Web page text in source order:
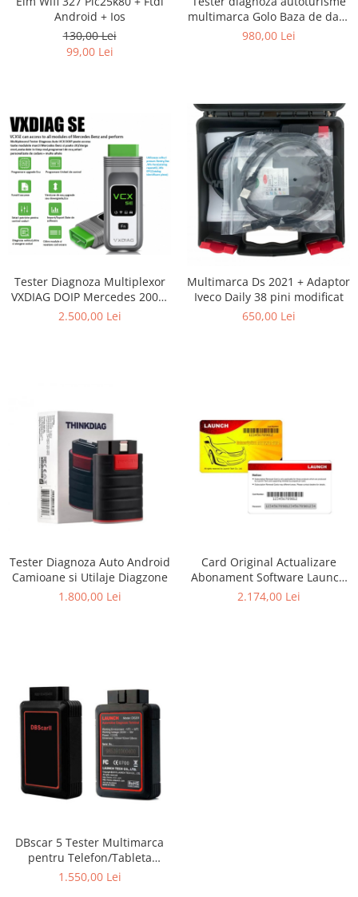
Android + Ios
130,00 Lei
99,00 Lei
multimarca Golo Baza de date
launch
980,00 Lei
Tester Diagnoza Multiplexor
VXDIAG DOIP Mercedes 2005-
2023
2.500,00 Lei
Multimarca Ds 2021 + Adaptor
Iveco Daily 38 pini modificat
650,00 Lei
Tester Diagnoza Auto Android
Camioane si Utilaje Diagzone
1.800,00 Lei
Card Original Actualizare
Abonament Software Launch
X431 1/2 ani PROS V/ V+ / Pro5
2.174,00 Lei
DBscar 5 Tester Multimarca
pentru Telefon/Tableta
Android Xdiag asemanator
1.550,00 Lei